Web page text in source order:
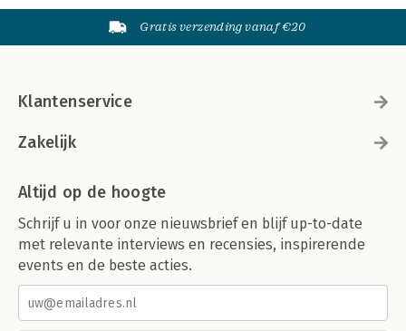
Gratis verzending vanaf €20
Klantenservice
Zakelijk
Altijd op de hoogte
Schrijf u in voor onze nieuwsbrief en blijf up-to-date
met relevante interviews en recensies, inspirerende
events en de beste acties.